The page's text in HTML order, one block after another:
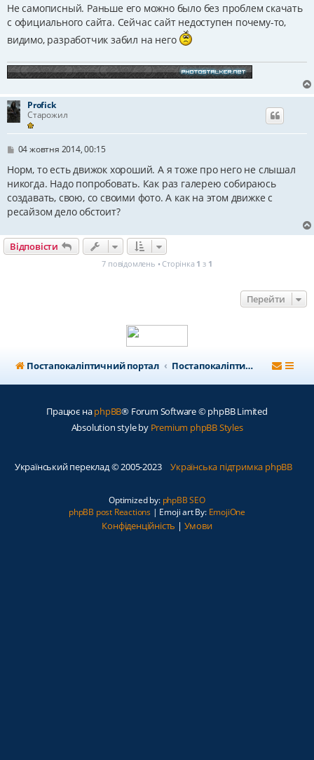
в
д
о
м
е
н
я
Не самописный. Раньше его можно было без проблем скачать
с официального сайта. Сейчас сайт недоступен почему-то,
видимо, разработчик забил на него
Profick
Старожил
П
в
д
о
м
л
н
н
я
04 жовтня 2014, 00:15
Норм, то есть движок хороший. А я тоже про него не слышал
никогда. Надо попробовать. Как раз галерею собираюсь
создавать, свою, со своими фото. А как на этом движке с
ресайзом дело обстоит?
Відповісти
7 повідомлень • Сторінка 1 з 1
Перейти
Постапокаліптичний портал Постапокаліптичний форум
Працює наphpBB® Forum Software © phpBB Limited
Absolution style by Premium phpBB Styles
Український переклад © 2005-2023 Українська підтримка phpBB
Optimized by: phpBB SEO
phpBB post Reactions| Emoji art By: EmojiOne
Конфіденційність | Умови